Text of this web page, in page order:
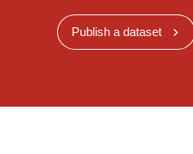
Publish a dataset